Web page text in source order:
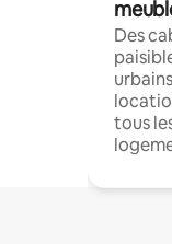
Des
tous